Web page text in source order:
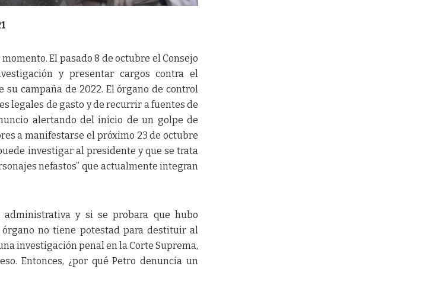
El pasado 8 de octubre el Consejo
y presentar cargos contra el
campaña de 2022. El órgano de control
legales de gasto y de recurrir a fuentes de
alertando del inicio de un golpe de
a manifestarse el próximo 23 de octubre
investigar al presidente y que se trata
nefastos” que actualmente integran
y si se probara que hubo
no tiene potestad para destituir al
investigación penal en la Corte Suprema,
Entonces, ¿por qué Petro denuncia un